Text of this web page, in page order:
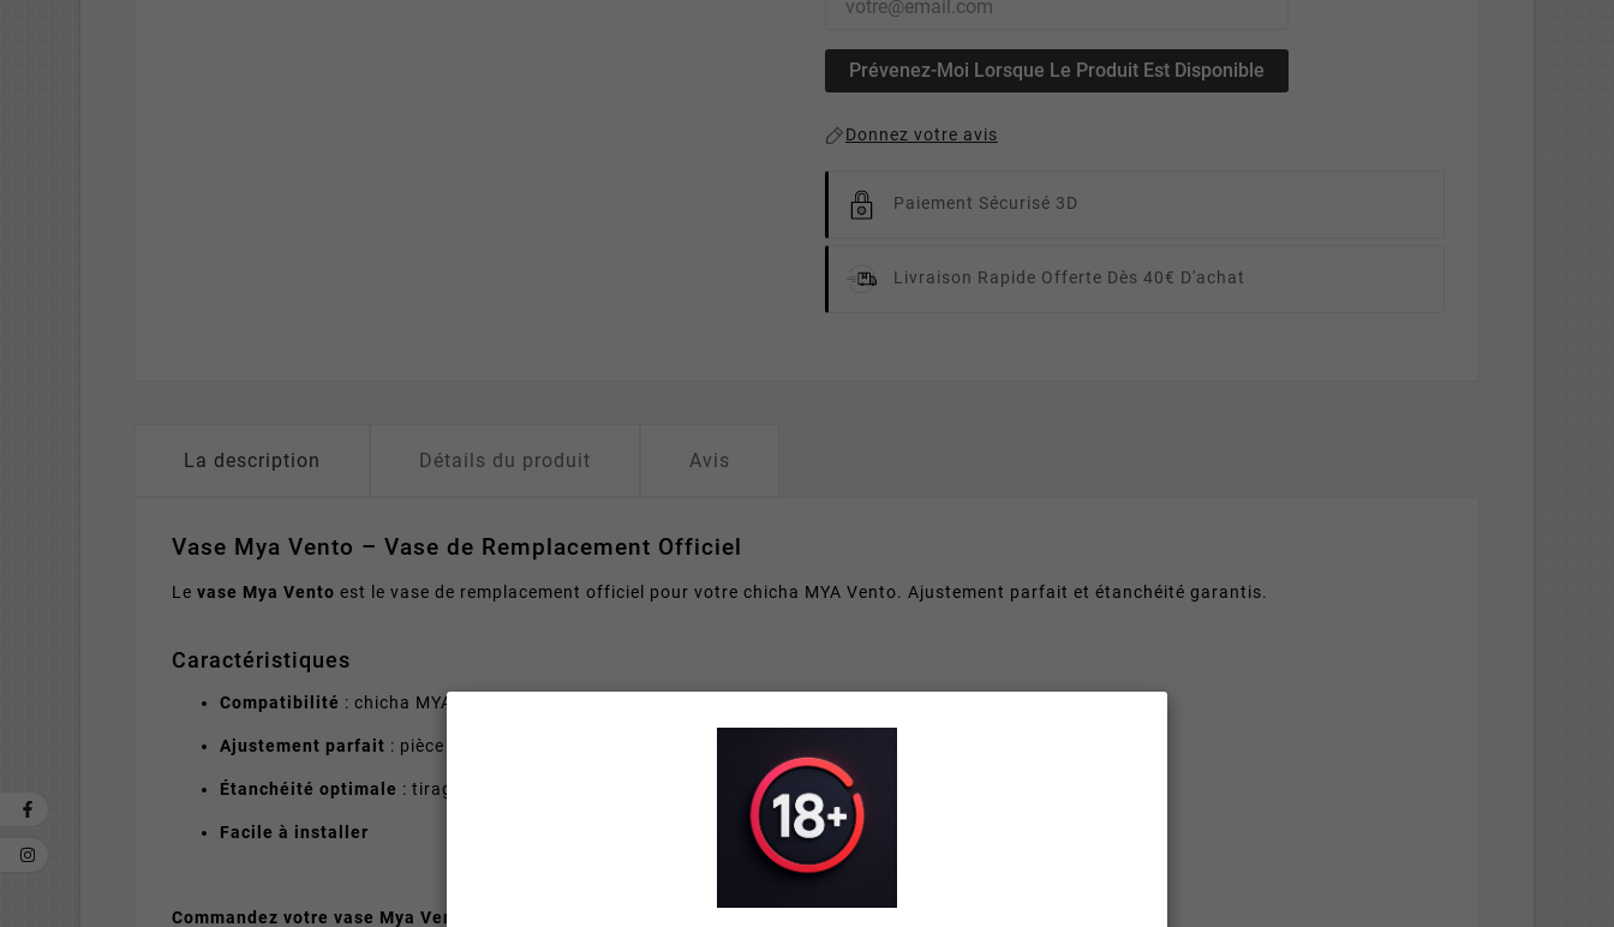
Prévenez-Moi Lorsque Le Produit Est Disponible
Donnez votre avis
Paiement Sécurisé 3D
Livraison Rapide Offerte Dès 40€ D'achat
La description Détails du produit Avis
Vase Mya Vento – Vase de Remplacement Officiel
Levase Mya Vento est le vase de remplacement officiel pour votre chicha MYA Vento. Ajustement parfait et étanchéité garantis.
Caractéristiques
Compatibilité : chicha MYA Vento
Ajustement parfait : pièce officielle
Étanchéité optimale : tirage fluide sans fuite
Facile à installer
Commandez votre vase Mya Vento